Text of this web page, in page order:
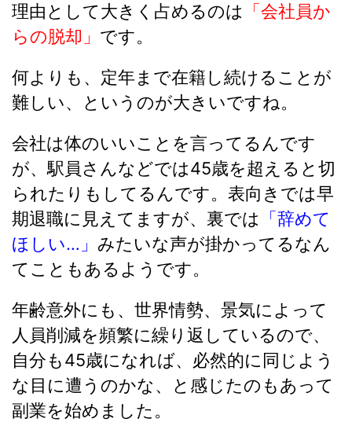
理由として大きく占めるのは
「会社員か
らの脱却」 です。
何よりも、定年まで在籍し続けることが
難しい、というのが大きいですね。
会社は体のいいことを言ってるんです
が、駅員さんなどでは45歳を超えると切
られたりもしてるんです。表向きでは早
期退職に見えてますが、裏では
「辞めて
ほしい…」 みたいな声が掛かってるなん
てこともあるようです。
年齢意外にも、世界情勢、景気によって
人員削減を頻繁に繰り返しているので、
自分も45歳になれば、必然的に同じよう
な目に遭うのかな、と感じたのもあって
副業を始めました。